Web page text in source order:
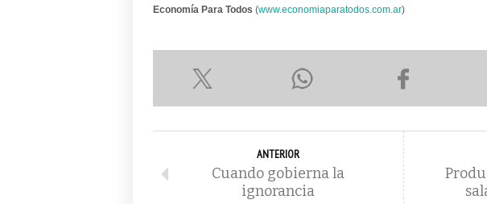
Economía Para Todos (www.economiaparatodos.com.ar)
ANTERIOR
Cuando gobierna la
ignorancia